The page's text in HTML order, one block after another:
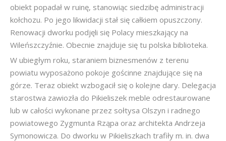
obiekt popadał w ruinę, stanowiąc siedzibę administracji
kołchozu. Po jego likwidacji stał się całkiem opuszczony.
Renowacji dworku podjęli się Polacy mieszkający na
Wileńszczyźnie. Obecnie znajduje się tu polska biblioteka.
W ubiegłym roku, staraniem biznesmenów z terenu
powiatu wyposażono pokoje gościnne znajdujące się na
górze. Teraz obiekt wzbogacił się o kolejne dary. Delegacja
starostwa zawiozła do Pikieliszek meble odrestaurowane
lub w całości wykonane przez sołtysa Olszyn i radnego
powiatowego Zygmunta Rząpa oraz architekta Andrzeja
Symonowicza. Do dworku w Pikieliszkach trafiły m. in. dwa